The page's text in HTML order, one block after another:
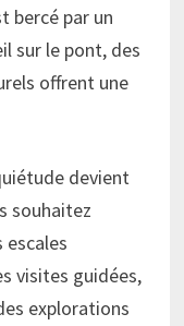
bercé par un
sur le pont, des
offrent une
devient
souhaitez
escales
visites guidées,
explorations